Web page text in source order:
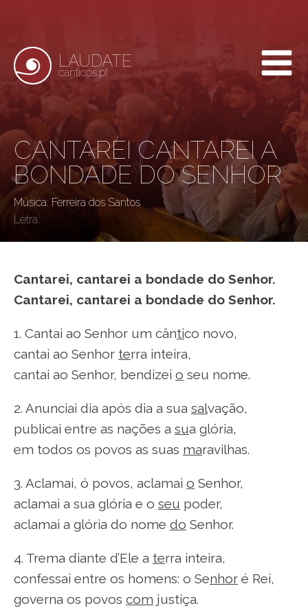
LAUDATE
canticos.pt
CANTAREI CANTAREI A
BONDADE DO SENHOR
Música: Ferreira dos Santos
Letra:
Cantarei, cantarei a bondade do Senhor.
Cantarei, cantarei a bondade do Senhor.
1. Cantai ao Senhor um cântico novo,
cantai ao Senhor terra inteira,
cantai ao Senhor, bendizei o seu nome.
2. Anunciai dia após dia a sua salvação,
publicai entre as nações a sua glória,
em todos os povos as suas maravilhas.
3. Aclamai, ó povos, aclamai o Senhor,
aclamai a sua glória e o seu poder,
aclamai a glória do nome do Senhor.
4. Trema diante d’Ele a terra inteira,
confessai entre os homens: o Senhor é Rei,
governa os povos com justiça.